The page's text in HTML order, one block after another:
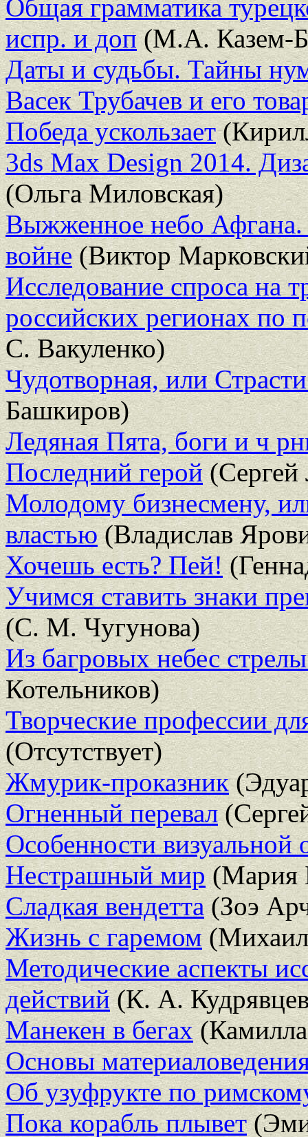
Общая грамматика
испр. и доп(М.А. Казем-
Даты и судьбы. Тайны
Васек Трубачев и его
Победа ускользает
3ds Max Design 2014.
(Ольга Миловская)
Выжженное небо Афгана.
войне(Виктор
Исследование спроса на
российских регионах по
С. Вакуленко)
Чудотворная, или
Башкиров)
Ледяная Пята, боги и ч
Последний герой(Сергей
Молодому бизнесмену,
властью(Владислав
Хочешь есть? Пей!
Учимся ставить знаки
(С. М. Чугунова)
Из багровых небес стрелы
Котельников)
Творческие профессии
(Отсутствует)
Жмурик-проказник
Огненный перевал
Особенности визуальной
Нестрашный мир (Мария
Сладкая вендетта(Зоэ
Жизнь с гаремом
Методические аспекты
действий(К. А.
Манекен в бегах(Камилла
Основы
Об узуфрукте по
Пока корабль плывет